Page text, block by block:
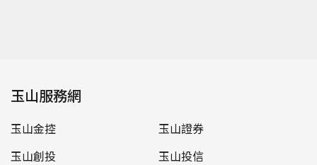
玉山服務網
玉山金控
玉山證券
玉山創投
玉山投信